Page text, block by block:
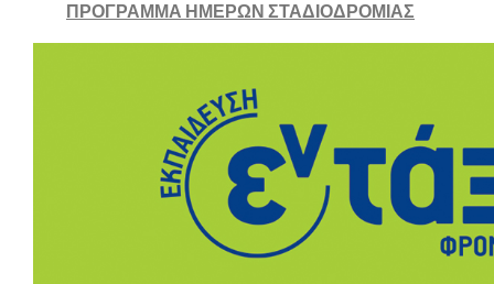
ΠΡΟΓΡΑΜΜΑ ΗΜΕΡΩΝ ΣΤΑΔΙΟΔΡΟΜΙΑΣ